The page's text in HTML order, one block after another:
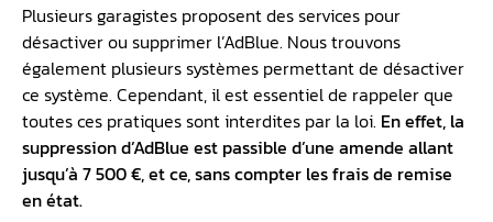
Plusieurs garagistes proposent des services pour
désactiver ou supprimer l’AdBlue. Nous trouvons
également plusieurs systèmes permettant de désactiver
ce système. Cependant, il est essentiel de rappeler que
toutes ces pratiques sont interdites par la loi. En effet, la
suppression d’AdBlue est passible d’une amende allant
jusqu’à 7 500 €, et ce, sans compter les frais de remise
en état.